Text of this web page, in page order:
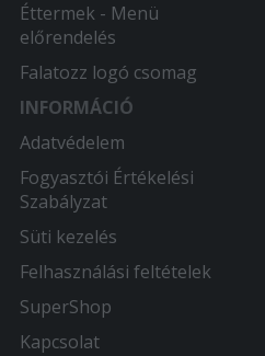
kellő adag
Éttermek - Menü
előrendelés
Falatozz logó csomag
INFORMÁCIÓ
Adatvédelem
Fogyasztói Értékelési
Szabályzat
Süti kezelés
Felhasználási feltételek
SuperShop
Kapcsolat